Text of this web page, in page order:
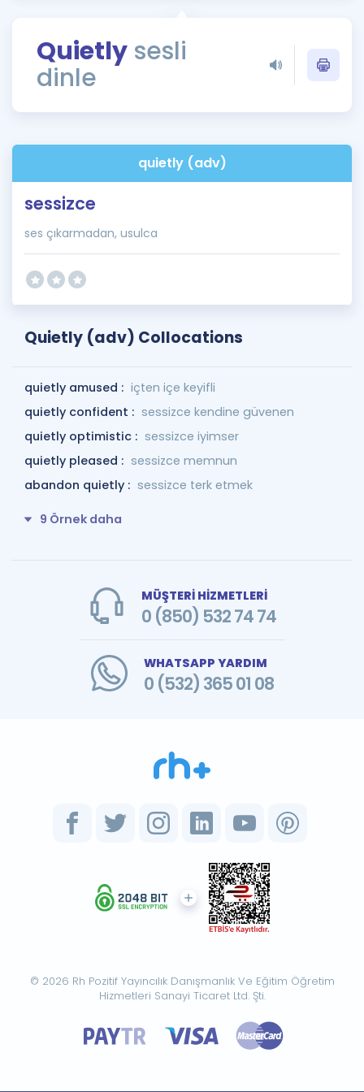
Rehberlik Aracı
ÖSYM Sınav Takvimi
İngilizce Gramer
Quietly sesli
dinle
quietly (adv)
sessizce
ses çıkarmadan, usulca
Quietly (adv) Collocations
quietly amused : içten içe keyifli
quietly confident : sessizce kendine güvenen
quietly optimistic : sessizce iyimser
quietly pleased : sessizce memnun
abandon quietly : sessizce terk etmek
9 Örnek daha
MÜŞTERİ HİZMETLERİ
0 (850) 532 74 74
WHATSAPP YARDIM
0 (532) 365 01 08
© 2026 Rh Pozitif Yayıncılık Danışmanlık Ve Eğitim Öğretim
Hizmetleri Sanayi Ticaret Ltd. Şti.